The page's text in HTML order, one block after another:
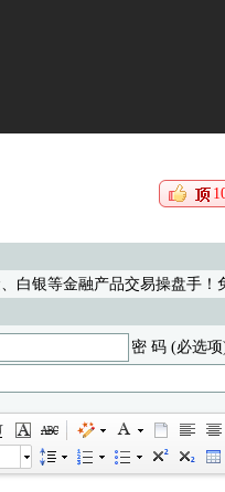
白银等金融产品交易操盘手！
密 码 (必选项